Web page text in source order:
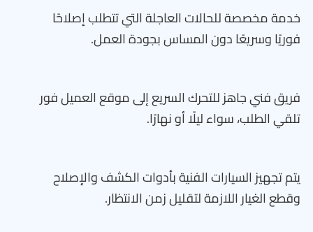
خدمة مخصصة للحالات العاجلة التي تتطلب إصلاحًا
فوريًا وسريعًا دون المساس بجودة العمل.
فريق فني جاهز للتحرك السريع إلى موقع العميل فور
تلقي الطلب، سواء ليلًا أو نهارًا.
يتم تجهيز السيارات الفنية بأدوات الكشف والإصلاح
وقطع الغيار اللازمة لتقليل زمن الانتظار.